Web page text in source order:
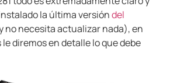
la última versióndel
no necesita actualizar nada), en
diremos en detalle lo que debe